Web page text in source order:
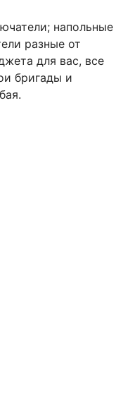
напольные
разные от
для вас, все
бригады и